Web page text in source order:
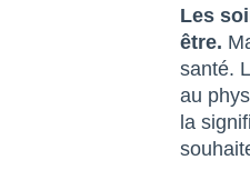
Les
être.
santé.
au
la